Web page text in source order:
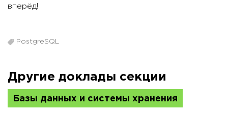
вперёд!
PostgreSQL
Другие доклады секции
Базы данных и системы хранения